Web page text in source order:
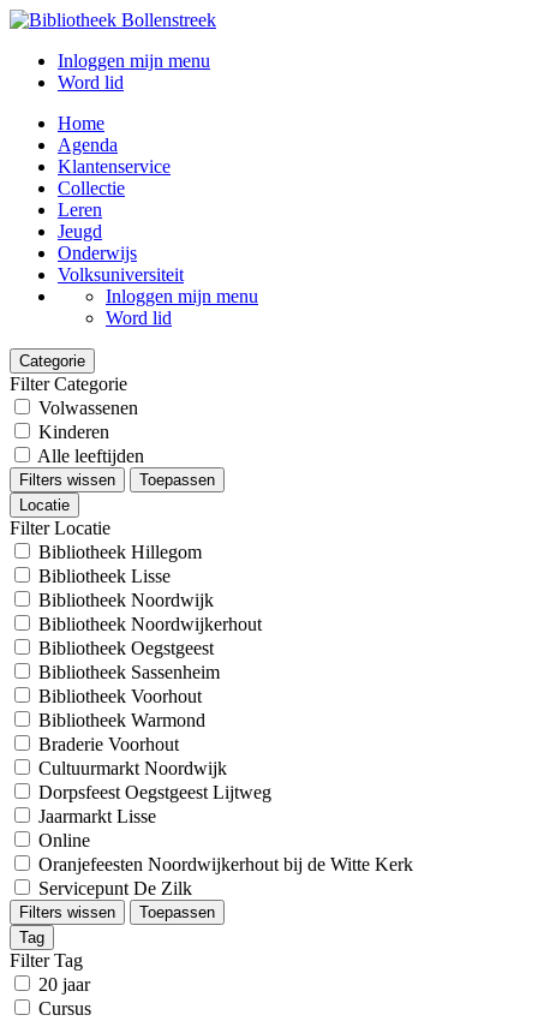
Inloggen mijn menu
Word lid
Home
Agenda
Klantenservice
Collectie
Leren
Jeugd
Onderwijs
Volksuniversiteit
Inloggen mijn menu
Word lid
Categorie
Filter Categorie
Volwassenen
Kinderen
Alle leeftijden
Filters wissen
Toepassen
Locatie
Filter Locatie
Bibliotheek Hillegom
Bibliotheek Lisse
Bibliotheek Noordwijk
Bibliotheek Noordwijkerhout
Bibliotheek Oegstgeest
Bibliotheek Sassenheim
Bibliotheek Voorhout
Bibliotheek Warmond
Braderie Voorhout
Cultuurmarkt Noordwijk
Dorpsfeest Oegstgeest Lijtweg
Jaarmarkt Lisse
Online
Oranjefeesten Noordwijkerhout bij de Witte Kerk
Servicepunt De Zilk
Filters wissen
Toepassen
Tag
Filter Tag
20 jaar
Cursus